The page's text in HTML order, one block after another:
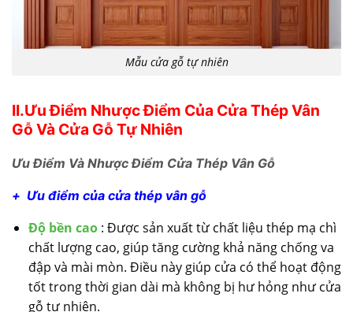
Mẫu cửa gỗ tự nhiên
II.Ưu Điểm Nhược Điểm Của Cửa Thép Vân
Gỗ Và Cửa Gỗ Tự Nhiên
Ưu Điểm Và Nhược Điểm Cửa Thép Vân Gỗ
+ Ưu điểm của cửa thép vân gỗ
Độ bền cao : Được sản xuất từ chất liệu thép mạ chì
chất lượng cao, giúp tăng cường khả năng chống va
đập và mài mòn. Điều này giúp cửa có thể hoạt động
tốt trong thời gian dài mà không bị hư hỏng như cửa
gỗ tự nhiên.